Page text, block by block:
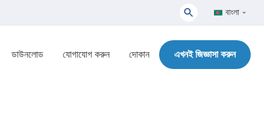
বাংলা
ডাউনলোড যোগাযোগ করুন দোকান এখনই জিজ্ঞাসা করুন